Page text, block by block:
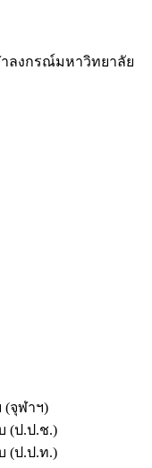
ลงกรณ์มหาวิทยาลัย
(จุฬาฯ)
(ป.ป.ช.)
(ป.ป.ท.)